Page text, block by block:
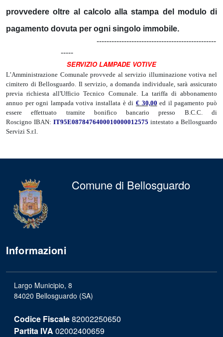
provvedere oltre al calcolo alla stampa del modulo di
pagamento dovuta per ogni singolo immobile.
------------------------------------------------
-----
SERVIZIO LAMPADE VOTIVE
L’Amministrazione Comunale provvede al servizio illuminazione votiva nel
cimitero di Bellosguardo. Il servizio, a domanda individuale, sarà assicurato
previa richiesta all'Ufficio Tecnico Comunale. La tariffa di abbonamento
annuo per ogni lampada votiva installata è di € 30,00 ed il pagamento può
essere effettuato tramite bonifico bancario presso B.C.C. di
Roscigno IBAN: IT95E0878476400010000012575 intestato a Bellosguardo
Servizi S.r.l.
Comune di Bellosguardo
Informazioni
Largo Municipio, 8
84020 Bellosguardo (SA)
Codice Fiscale82002250650
Partita IVA 02002400659